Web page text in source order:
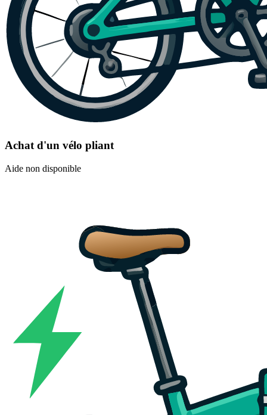
Achat d'un vélo pliant
Aide non disponible